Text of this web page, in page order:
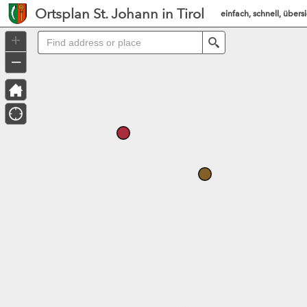
+
–
Controller
Ortsplan St. Johann in Tirol einfach, schnell,